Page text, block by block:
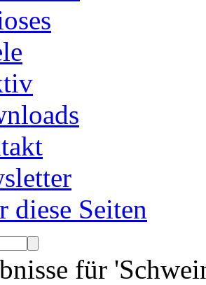
diese Seiten
für